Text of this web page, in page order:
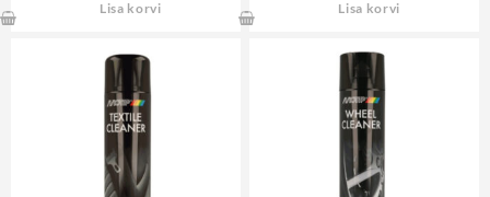
Lisa korvi Lisa korvi